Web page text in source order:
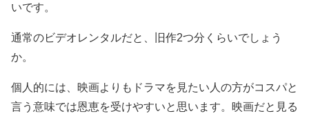
いです。
通常のビデオレンタルだと、旧作2つ分くらいでしょう
か。
個人的には、映画よりもドラマを見たい人の方がコスパと
言う意味では恩恵を受けやすいと思います。映画だと見る